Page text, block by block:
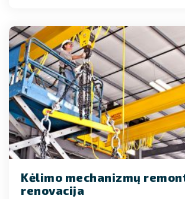
Kėlimo mechanizmų
renovacija